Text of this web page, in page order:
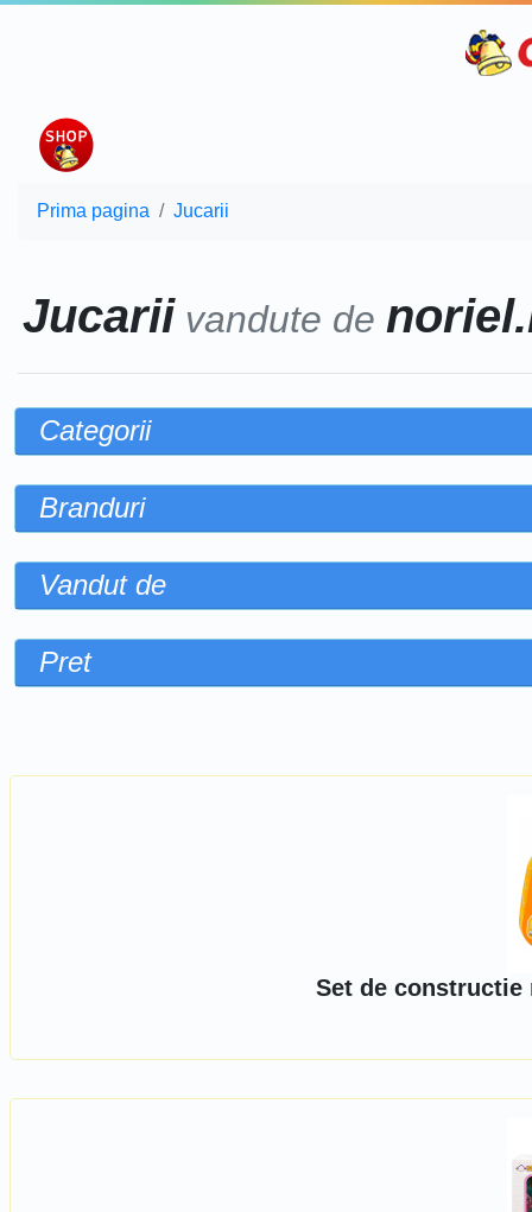
Prima pagina Jucarii
Jucariivandute de
Categorii
Branduri
Vandut de
Pret
Set de constructie